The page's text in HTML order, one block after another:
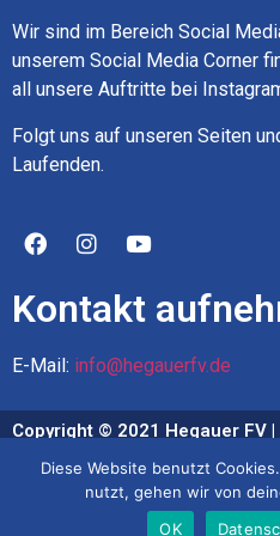
Wir sind im Bereich Social
unserem Social Media Corner
all unsere Auftritte bei
Folgt uns auf unseren Seiten
Laufenden.
Kontakt
E-Mail: info@hegauerfv.de
Copyright © 2021 Hegauer FV
Diese Website benutzt
nutzt, gehen wir von
OK